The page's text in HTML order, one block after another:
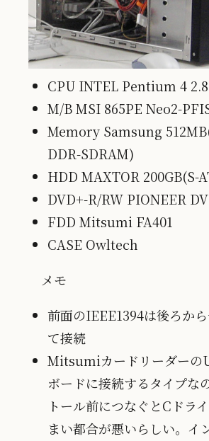
CPU INTEL Pentium 4
M/B MSI 865PE Neo2-
Memory Samsung
DDR-SDRAM)
HDD MAXTOR 200GB(S-
DVD+-R/RW PIONEER
FDD Mitsumi FA401
CASE Owltech
メモ
前面のIEEE1394は後ろか
て接続
Mitsumiカードリーダーの
ボードに接続するタイプな
トール前につなぐとCドラ
まい都合が悪いらしい。イ